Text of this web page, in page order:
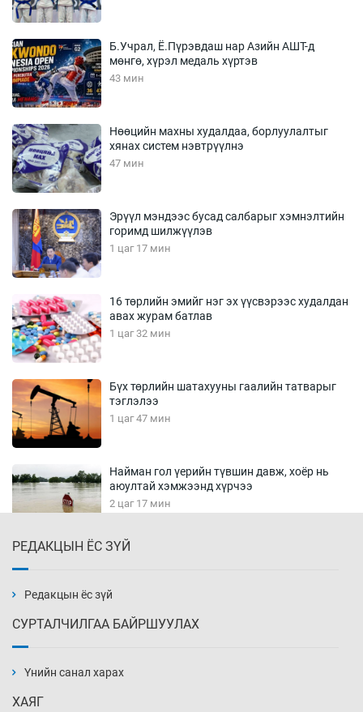
Б.Учрал, Ё.Пүрэвдаш нар Азийн АШТ-д
мөнгө, хүрэл медаль хүртэв
43 мин
Нөөцийн махны худалдаа, борлуулалтыг
хянах систем нэвтрүүлнэ
47 мин
Эрүүл мэндээс бусад салбарыг хэмнэлтийн
горимд шилжүүлэв
1 цаг 17 мин
16 төрлийн эмийг нэг эх үүсвэрээс худалдан
авах журам батлав
1 цаг 32 мин
Бүх төрлийн шатахууны гаалийн татварыг
тэглэлээ
1 цаг 47 мин
Найман гол үерийн түвшин давж, хоёр нь
аюултай хэмжээнд хүрчээ
2 цаг 17 мин
2 цаг 47 мин
3 цаг 17 мин
РЕДАКЦЫН ЁС ЗҮЙ
Редакцын ёс зүй
СУРТАЛЧИЛГАА БАЙРШУУЛАХ
Үнийн санал харах
ХАЯГ